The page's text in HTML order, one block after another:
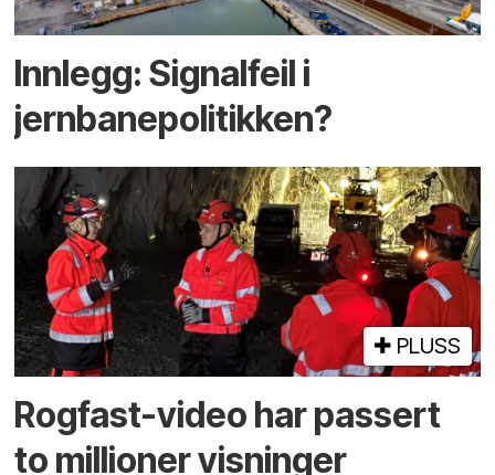
Innlegg: Signalfeil i
jernbanepolitikken?
PLUSS
Rogfast-video har passert
to millioner visninger